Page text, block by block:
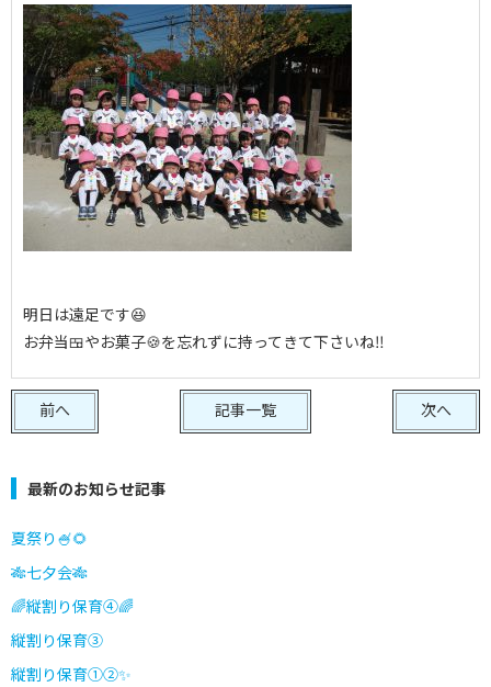
明日は遠足です😆
お弁当🍱やお菓子🍪を忘れずに持ってきて下さいね‼️
前へ 次へ
記事一覧
最新のお知らせ記事
夏祭り🍧🌻
🎋七夕会🎋
🌈縦割り保育④🌈
縦割り保育③
縦割り保育①②✨